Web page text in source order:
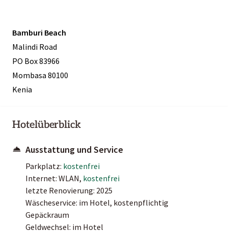
Bamburi Beach
Malindi Road
PO Box 83966
Mombasa 80100
Kenia
Hotelüberblick
Ausstattung und Service
Parkplatz: kostenfrei
Internet: WLAN, kostenfrei
letzte Renovierung: 2025
Wäscheservice: im Hotel, kostenpflichtig
Gepäckraum
Geldwechsel: im Hotel